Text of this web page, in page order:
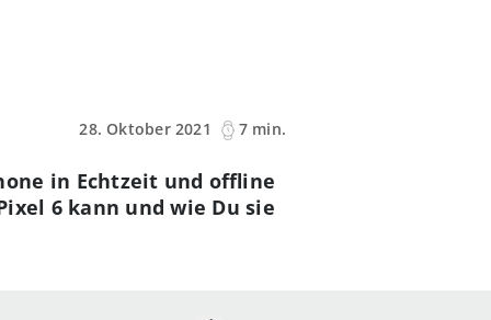
28. Oktober 2021 7 min.
in Echtzeit und offline
6 kann und wie Du sie